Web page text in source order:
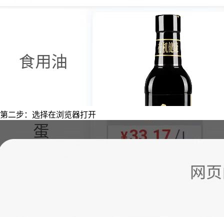
第二步：选择在浏览器打开